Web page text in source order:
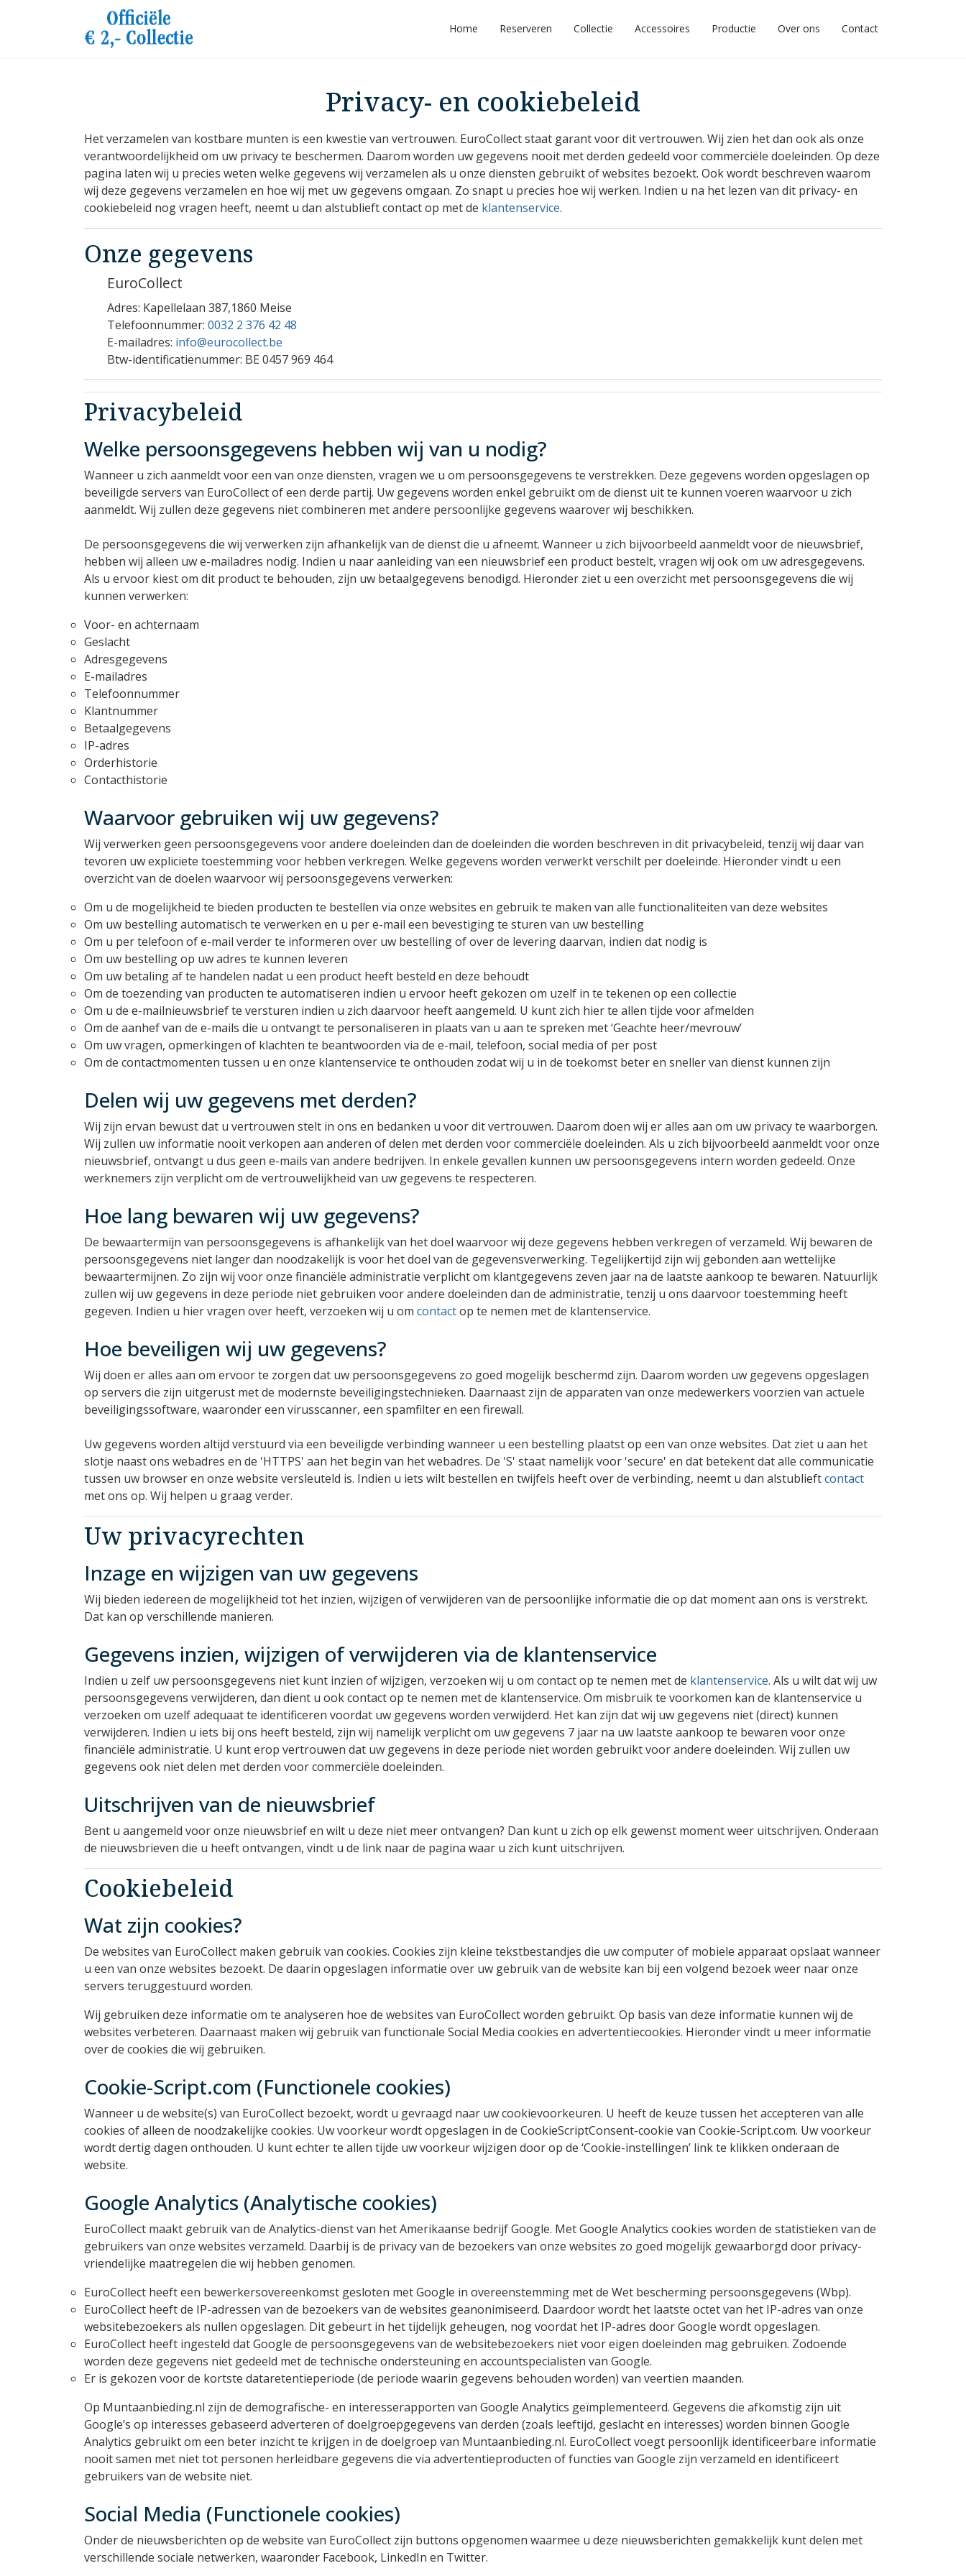
Home Reserveren Collectie Accessoires Productie Over ons Contact
Privacy- en cookiebeleid
Het verzamelen van kostbare munten is een kwestie van vertrouwen. EuroCollect staat garant voor dit vertrouwen. Wij zien het dan ook als onze
verantwoordelijkheid om uw privacy te beschermen. Daarom worden uw gegevens nooit met derden gedeeld voor commerciële doeleinden. Op deze
pagina laten wij u precies weten welke gegevens wij verzamelen als u onze diensten gebruikt of websites bezoekt. Ook wordt beschreven waarom
wij deze gegevens verzamelen en hoe wij met uw gegevens omgaan. Zo snapt u precies hoe wij werken. Indien u na het lezen van dit privacy- en
cookiebeleid nog vragen heeft, neemt u dan alstublieft contact op met de klantenservice.
Onze gegevens
EuroCollect
Adres: Kapellelaan 387,1860 Meise
Telefoonnummer: 0032 2 376 42 48
E-mailadres: info@eurocollect.be
Btw-identificatienummer: BE 0457 969 464
Privacybeleid
Welke persoonsgegevens hebben wij van u nodig?
Wanneer u zich aanmeldt voor een van onze diensten, vragen we u om persoonsgegevens te verstrekken. Deze gegevens worden opgeslagen op
beveiligde servers van EuroCollect of een derde partij. Uw gegevens worden enkel gebruikt om de dienst uit te kunnen voeren waarvoor u zich
aanmeldt. Wij zullen deze gegevens niet combineren met andere persoonlijke gegevens waarover wij beschikken.
De persoonsgegevens die wij verwerken zijn afhankelijk van de dienst die u afneemt. Wanneer u zich bijvoorbeeld aanmeldt voor de nieuwsbrief,
hebben wij alleen uw e-mailadres nodig. Indien u naar aanleiding van een nieuwsbrief een product bestelt, vragen wij ook om uw adresgegevens.
Als u ervoor kiest om dit product te behouden, zijn uw betaalgegevens benodigd. Hieronder ziet u een overzicht met persoonsgegevens die wij
kunnen verwerken:
Voor- en achternaam
Geslacht
Adresgegevens
E-mailadres
Telefoonnummer
Klantnummer
Betaalgegevens
IP-adres
Orderhistorie
Contacthistorie
Waarvoor gebruiken wij uw gegevens?
Wij verwerken geen persoonsgegevens voor andere doeleinden dan de doeleinden die worden beschreven in dit privacybeleid, tenzij wij daar van
tevoren uw expliciete toestemming voor hebben verkregen. Welke gegevens worden verwerkt verschilt per doeleinde. Hieronder vindt u een
overzicht van de doelen waarvoor wij persoonsgegevens verwerken:
Om u de mogelijkheid te bieden producten te bestellen via onze websites en gebruik te maken van alle functionaliteiten van deze websites
Om uw bestelling automatisch te verwerken en u per e-mail een bevestiging te sturen van uw bestelling
Om u per telefoon of e-mail verder te informeren over uw bestelling of over de levering daarvan, indien dat nodig is
Om uw bestelling op uw adres te kunnen leveren
Om uw betaling af te handelen nadat u een product heeft besteld en deze behoudt
Om de toezending van producten te automatiseren indien u ervoor heeft gekozen om uzelf in te tekenen op een collectie
Om u de e-mailnieuwsbrief te versturen indien u zich daarvoor heeft aangemeld. U kunt zich hier te allen tijde voor afmelden
Om de aanhef van de e-mails die u ontvangt te personaliseren in plaats van u aan te spreken met ‘Geachte heer/mevrouw’
Om uw vragen, opmerkingen of klachten te beantwoorden via de e-mail, telefoon, social media of per post
Om de contactmomenten tussen u en onze klantenservice te onthouden zodat wij u in de toekomst beter en sneller van dienst kunnen zijn
Delen wij uw gegevens met derden?
Wij zijn ervan bewust dat u vertrouwen stelt in ons en bedanken u voor dit vertrouwen. Daarom doen wij er alles aan om uw privacy te waarborgen.
Wij zullen uw informatie nooit verkopen aan anderen of delen met derden voor commerciële doeleinden. Als u zich bijvoorbeeld aanmeldt voor onze
nieuwsbrief, ontvangt u dus geen e-mails van andere bedrijven. In enkele gevallen kunnen uw persoonsgegevens intern worden gedeeld. Onze
werknemers zijn verplicht om de vertrouwelijkheid van uw gegevens te respecteren.
Hoe lang bewaren wij uw gegevens?
De bewaartermijn van persoonsgegevens is afhankelijk van het doel waarvoor wij deze gegevens hebben verkregen of verzameld. Wij bewaren de
persoonsgegevens niet langer dan noodzakelijk is voor het doel van de gegevensverwerking. Tegelijkertijd zijn wij gebonden aan wettelijke
bewaartermijnen. Zo zijn wij voor onze financiële administratie verplicht om klantgegevens zeven jaar na de laatste aankoop te bewaren. Natuurlijk
zullen wij uw gegevens in deze periode niet gebruiken voor andere doeleinden dan de administratie, tenzij u ons daarvoor toestemming heeft
gegeven. Indien u hier vragen over heeft, verzoeken wij u om contactop te nemen met de klantenservice.
Hoe beveiligen wij uw gegevens?
Wij doen er alles aan om ervoor te zorgen dat uw persoonsgegevens zo goed mogelijk beschermd zijn. Daarom worden uw gegevens opgeslagen
op servers die zijn uitgerust met de modernste beveiligingstechnieken. Daarnaast zijn de apparaten van onze medewerkers voorzien van actuele
beveiligingssoftware, waaronder een virusscanner, een spamfilter en een firewall.
Uw gegevens worden altijd verstuurd via een beveiligde verbinding wanneer u een bestelling plaatst op een van onze websites. Dat ziet u aan het
slotje naast ons webadres en de 'HTTPS' aan het begin van het webadres. De 'S' staat namelijk voor 'secure' en dat betekent dat alle communicatie
tussen uw browser en onze website versleuteld is. Indien u iets wilt bestellen en twijfels heeft over de verbinding, neemt u dan alstublieftcontact
met ons op. Wij helpen u graag verder.
Uw privacyrechten
Inzage en wijzigen van uw gegevens
Wij bieden iedereen de mogelijkheid tot het inzien, wijzigen of verwijderen van de persoonlijke informatie die op dat moment aan ons is verstrekt.
Dat kan op verschillende manieren.
Gegevens inzien, wijzigen of verwijderen via de klantenservice
Indien u zelf uw persoonsgegevens niet kunt inzien of wijzigen, verzoeken wij u om contact op te nemen met de klantenservice. Als u wilt dat wij uw
persoonsgegevens verwijderen, dan dient u ook contact op te nemen met de klantenservice. Om misbruik te voorkomen kan de klantenservice u
verzoeken om uzelf adequaat te identificeren voordat uw gegevens worden verwijderd. Het kan zijn dat wij uw gegevens niet (direct) kunnen
verwijderen. Indien u iets bij ons heeft besteld, zijn wij namelijk verplicht om uw gegevens 7 jaar na uw laatste aankoop te bewaren voor onze
financiële administratie. U kunt erop vertrouwen dat uw gegevens in deze periode niet worden gebruikt voor andere doeleinden. Wij zullen uw
gegevens ook niet delen met derden voor commerciële doeleinden.
Uitschrijven van de nieuwsbrief
Bent u aangemeld voor onze nieuwsbrief en wilt u deze niet meer ontvangen? Dan kunt u zich op elk gewenst moment weer uitschrijven. Onderaan
de nieuwsbrieven die u heeft ontvangen, vindt u de link naar de pagina waar u zich kunt uitschrijven.
Cookiebeleid
Wat zijn cookies?
De websites van EuroCollect maken gebruik van cookies. Cookies zijn kleine tekstbestandjes die uw computer of mobiele apparaat opslaat wanneer
u een van onze websites bezoekt. De daarin opgeslagen informatie over uw gebruik van de website kan bij een volgend bezoek weer naar onze
servers teruggestuurd worden.
Wij gebruiken deze informatie om te analyseren hoe de websites van EuroCollect worden gebruikt. Op basis van deze informatie kunnen wij de
websites verbeteren. Daarnaast maken wij gebruik van functionale Social Media cookies en advertentiecookies. Hieronder vindt u meer informatie
over de cookies die wij gebruiken.
Cookie-Script.com (Functionele cookies)
Wanneer u de website(s) van EuroCollect bezoekt, wordt u gevraagd naar uw cookievoorkeuren. U heeft de keuze tussen het accepteren van alle
cookies of alleen de noodzakelijke cookies. Uw voorkeur wordt opgeslagen in de CookieScriptConsent-cookie van Cookie-Script.com. Uw voorkeur
wordt dertig dagen onthouden. U kunt echter te allen tijde uw voorkeur wijzigen door op de ‘Cookie-instellingen’ link te klikken onderaan de
website.
Google Analytics (Analytische cookies)
EuroCollect maakt gebruik van de Analytics-dienst van het Amerikaanse bedrijf Google. Met Google Analytics cookies worden de statistieken van de
gebruikers van onze websites verzameld. Daarbij is de privacy van de bezoekers van onze websites zo goed mogelijk gewaarborgd door privacy-
vriendelijke maatregelen die wij hebben genomen.
EuroCollect heeft een bewerkersovereenkomst gesloten met Google in overeenstemming met de Wet bescherming persoonsgegevens (Wbp).
EuroCollect heeft de IP-adressen van de bezoekers van de websites geanonimiseerd. Daardoor wordt het laatste octet van het IP-adres van onze
websitebezoekers als nullen opgeslagen. Dit gebeurt in het tijdelijk geheugen, nog voordat het IP-adres door Google wordt opgeslagen.
EuroCollect heeft ingesteld dat Google de persoonsgegevens van de websitebezoekers niet voor eigen doeleinden mag gebruiken. Zodoende
worden deze gegevens niet gedeeld met de technische ondersteuning en accountspecialisten van Google.
Er is gekozen voor de kortste dataretentieperiode (de periode waarin gegevens behouden worden) van veertien maanden.
Op Muntaanbieding.nl zijn de demografische- en interesserapporten van Google Analytics geïmplementeerd. Gegevens die afkomstig zijn uit
Google’s op interesses gebaseerd adverteren of doelgroepgegevens van derden (zoals leeftijd, geslacht en interesses) worden binnen Google
Analytics gebruikt om een beter inzicht te krijgen in de doelgroep van Muntaanbieding.nl. EuroCollect voegt persoonlijk identificeerbare informatie
nooit samen met niet tot personen herleidbare gegevens die via advertentieproducten of functies van Google zijn verzameld en identificeert
gebruikers van de website niet.
Social Media (Functionele cookies)
Onder de nieuwsberichten op de website van EuroCollect zijn buttons opgenomen waarmee u deze nieuwsberichten gemakkelijk kunt delen met
verschillende sociale netwerken, waaronder Facebook, LinkedIn en Twitter.